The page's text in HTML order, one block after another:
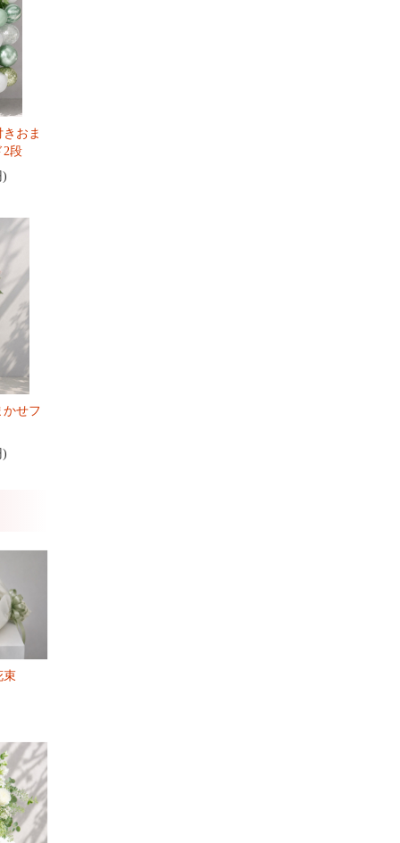
おま
2段
)
かせフ
)
束